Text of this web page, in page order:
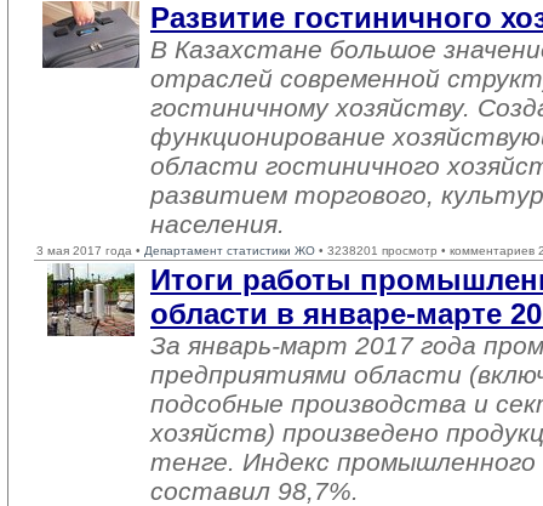
Развитие гостиничного
В Казахстане большое
отраслей современной
гостиничному хозяйству.
функционирование
области гостиничного
развитием торгового,
населения.
3 мая 2017 года • Департамент статистики ЖО • 3238201 просмотр • комментариев
Итоги работы
области в январе-марте
За январь-март 2017 года
предприятиями области
подсобные производства и
хозяйств) произведено
тенге. Индекс промышленного
составил 98,7%.